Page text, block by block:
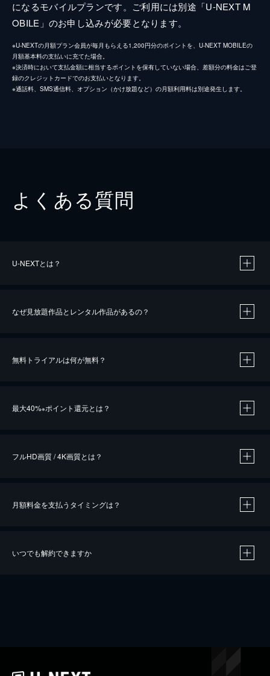
になるモバイルプランです。ご利用には別途「U-NEXT M
OBILE」のお申し込みが必要となります。
※U-NEXTの月額プラン会員が毎月もらえる1,200円分のポイントを、U-NEXT MOBILEの
月額基本料の支払いに充てた場合。
※決済時において支払金額に相当するポイントを保有していない場合、差額分の料金はご登
録のクレジットカードでのお支払いとなります。
※通話料、SMS通信料、オプション（かけ放題など）の月額利用料は別途発生します。
よくある質問
U-NEXTとは？
なぜ見放題作品とレンタル作品があるの？
無料トライアルは何が無料？
最大40%※ポイント還元とは？
※40％ポイント還元の対象は、クレジットカード決済による作品の購入 / レンタルです。
iOSアプリのUコイン決済による作品の購入 / レンタルは、20％のポイント還元です。
フルHD画質 / 4K画質とは？
月額料金を支払うタイミングは？
いつでも解約できますか